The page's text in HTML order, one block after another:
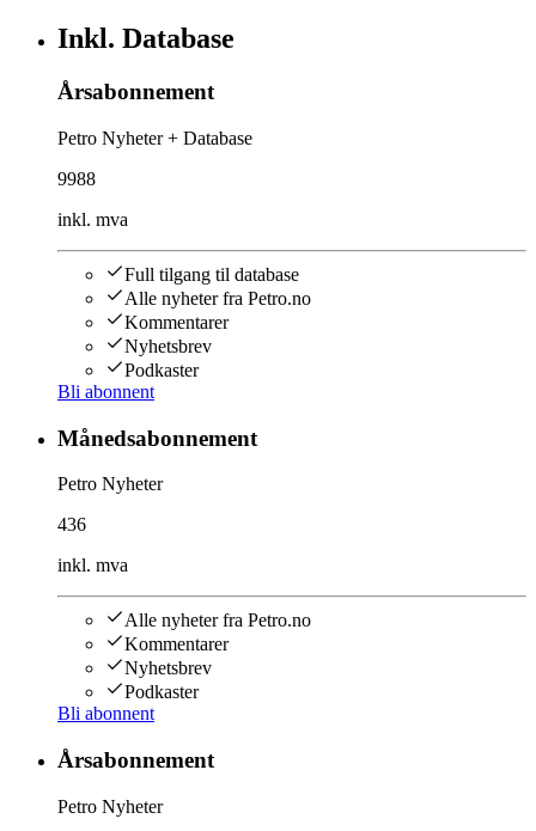
Inkl. Database
Årsabonnement
Petro Nyheter + Database
9988
inkl. mva
Full tilgang til database
Alle nyheter fra Petro.no
Kommentarer
Nyhetsbrev
Podkaster
Bli abonnent
Månedsabonnement
Petro Nyheter
436
inkl. mva
Alle nyheter fra Petro.no
Kommentarer
Nyhetsbrev
Podkaster
Bli abonnent
Årsabonnement
Petro Nyheter